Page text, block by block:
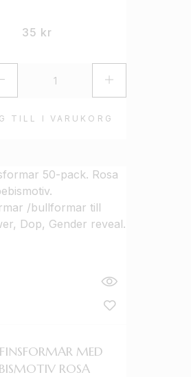
TILL I VARUKORG
35 kr
MED
ROSA